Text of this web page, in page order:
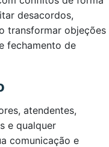
desacordos,
transformar objeções
fechamento de
atendentes,
e qualquer
comunicação e